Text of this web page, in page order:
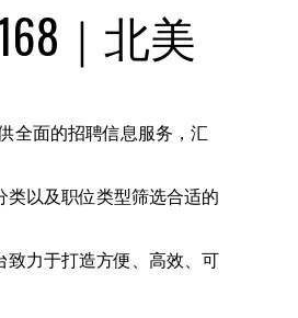
｜北美
全面的招聘信息服务，汇
以及职位类型筛选合适的
致力于打造方便、高效、可